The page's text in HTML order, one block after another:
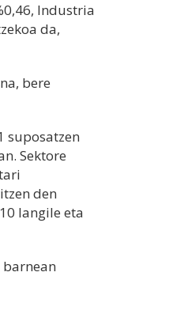
Industria
da,
bere
suposatzen
Sektore
den
langile eta